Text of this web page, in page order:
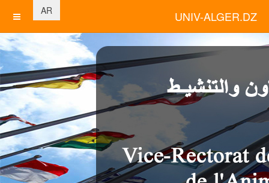
UNIV-ALGER.DZ
اختر لغتك
AR